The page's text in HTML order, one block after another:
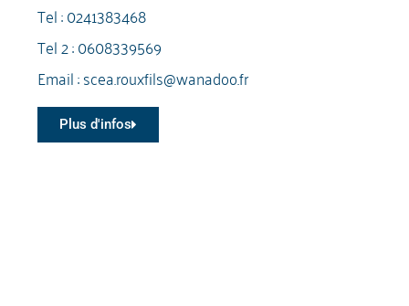
Tel :0241383468
Tel 2 :0608339569
Email :scea.rouxfils@wanadoo.fr
Plus d'infos